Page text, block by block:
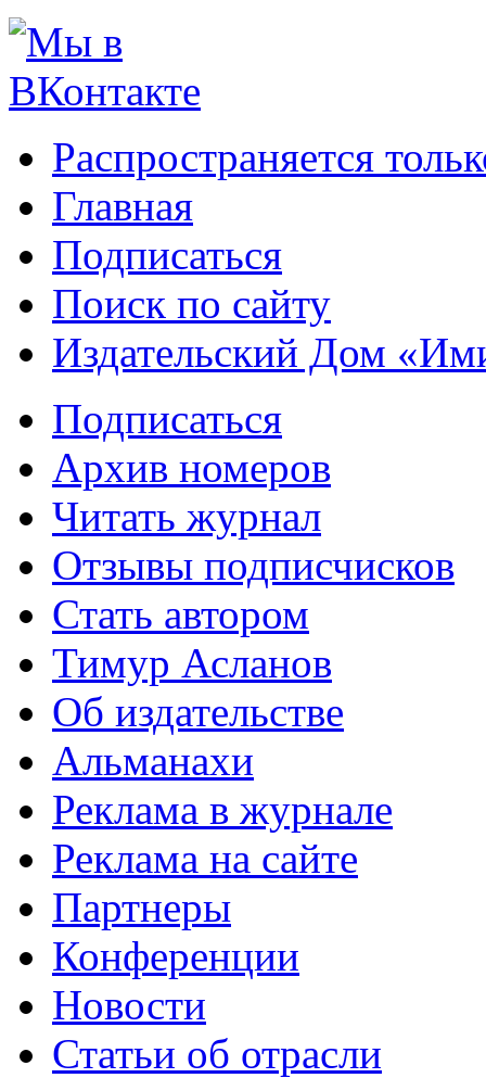
Распространяется
Главная
Подписаться
Поиск по сайту
Издательский Дом
Подписаться
Архив номеров
Читать журнал
Отзывы подписчисков
Стать автором
Тимур Асланов
Об издательстве
Альманахи
Реклама в журнале
Реклама на сайте
Партнеры
Конференции
Новости
Статьи об отрасли